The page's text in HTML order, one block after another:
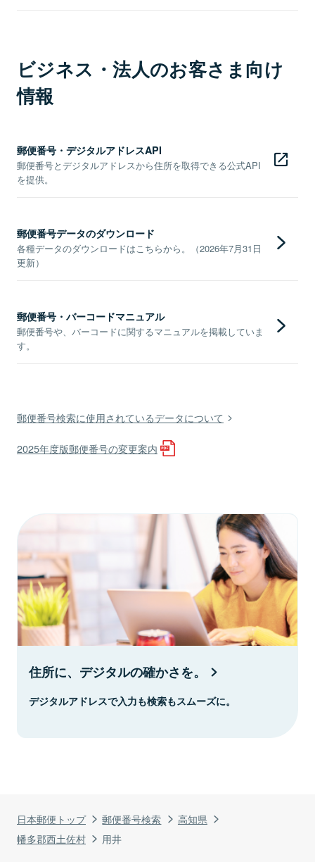
日本郵便トップ 郵便番号検索
高知県
幡多郡西土佐村
用井
ビジネス・法人のお客さま向け
情報
郵便番号・デジタルアドレスAPI
郵便番号とデジタルアドレスから住所を取得できる公式API
を提供。
郵便番号データのダウンロード
各種データのダウンロードはこちらから。（2026年7月31日
更新）
郵便番号・バーコードマニュアル
郵便番号や、バーコードに関するマニュアルを掲載していま
す。
郵便番号検索に使用されているデータについて
2025年度版郵便番号の変更案内
住所に、デジタルの確かさを。
デジタルアドレスで入力も検索もスムーズに。